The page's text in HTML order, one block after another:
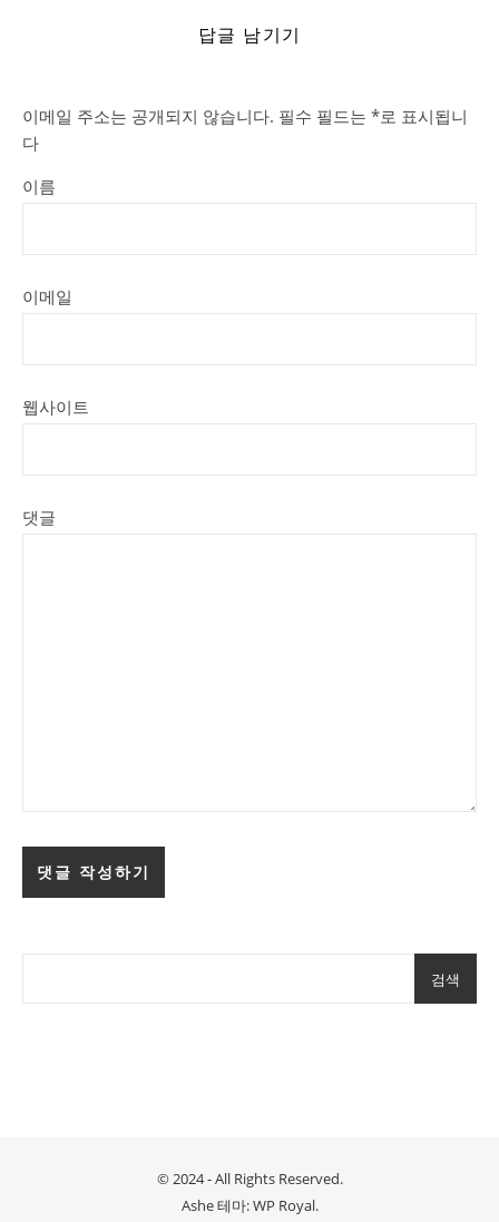
답글 남기기
이메일 주소는 공개되지 않습니다. 필수 필드는 *로 표시됩니
다
이름
이메일
웹사이트
댓글
검색
© 2024 - All Rights Reserved.
Ashe 테마:WP Royal.